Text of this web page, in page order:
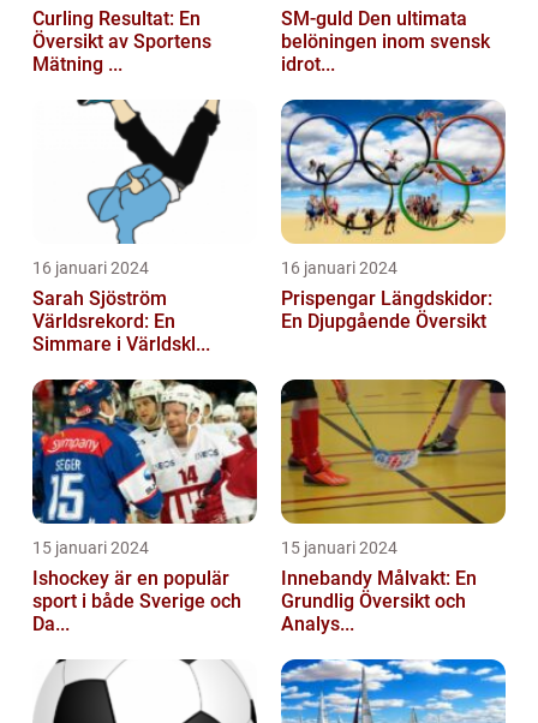
Curling Resultat: En
Översikt av Sportens
Mätning ...
SM-guld Den ultimata
belöningen inom svensk
idrot...
16 januari 2024
Sarah Sjöström
Världsrekord: En
Simmare i Världskl...
16 januari 2024
Prispengar Längdskidor:
En Djupgående Översikt
15 januari 2024
Ishockey är en populär
sport i både Sverige och
Da...
15 januari 2024
Innebandy Målvakt: En
Grundlig Översikt och
Analys...